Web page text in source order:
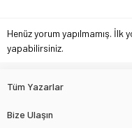
Henüz yorum yapılmamış. İlk
yapabilirsiniz.
Tüm Yazarlar
Bize Ulaşın